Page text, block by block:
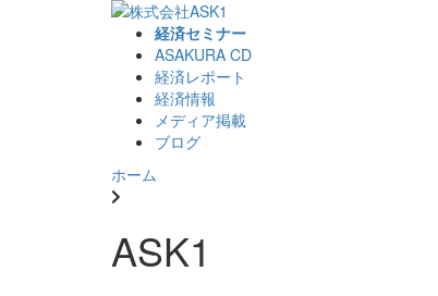
経済セミナー
ASAKURA CD
経済レポート
経済情報
メディア掲載
ブログ
ホーム
ASK1